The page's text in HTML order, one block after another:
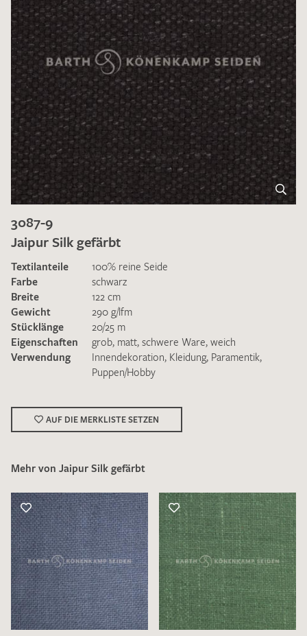
Ich bin damit einverstanden, dass meine angegebenen Daten
zur Beantwortung meiner Musteranfrage genutzt werden.
DieDatenschutzbestimmungenhabe ich zur Kenntnis
MUSTERANFRAGE SENDEN
3087-9
Jaipur Silk gefärbt
Textilanteile
100% reine Seide
Farbe
schwarz
Breite
122 cm
Gewicht
290 g/lfm
Stücklänge
20/25 m
Eigenschaften
grob, matt, schwere Ware, weich
Verwendung
Innendekoration, Kleidung, Paramentik,
Puppen/Hobby
AUF DIE MERKLISTE SETZEN
Mehr von Jaipur Silk gefärbt